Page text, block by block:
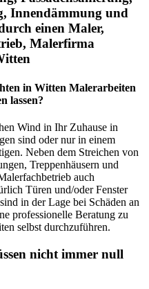
Innendämmung und
einen Maler,
Malerfirma
in Witten Malerarbeiten
lassen?
Wind in Ihr Zuhause in
sind oder nur in einem
Neben dem Streichen von
Treppenhäusern und
auch
Türen und/oder Fenster
in der Lage bei Schäden an
professionelle Beratung zu
selbst durchzuführen.
nicht immer null